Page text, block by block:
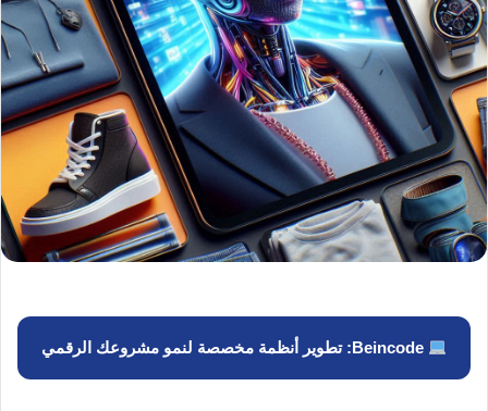
Beincode: تطوير أنظمة مخصصة لنمو مشروعك الرقمي